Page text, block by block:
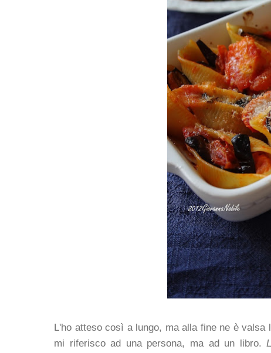
L'ho atteso così a lungo, ma alla fine ne è valsa
mi riferisco ad una persona, ma ad un libro.